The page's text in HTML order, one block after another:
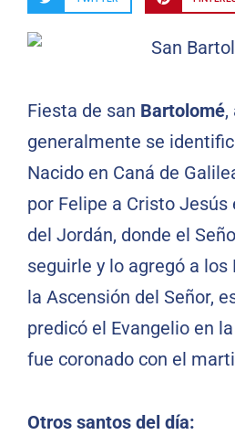
Fiesta de san Bartolomé,
generalmente se
Nacido en Caná de
por Felipe a Cristo Jesús
del Jordán, donde el
seguirle y lo agregó a los
la Ascensión del Señor,
predicó el Evangelio en
fue coronado con el
Otros santos del día: